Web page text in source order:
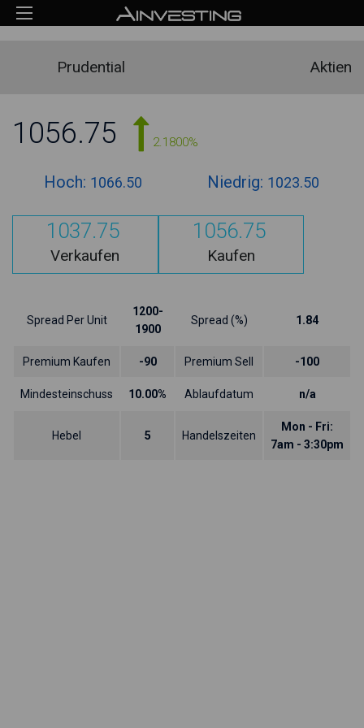
Prudential Aktien
1056.75 2.1800%
Hoch: 1066.50 Niedrig: 1023.50
1037.75
Verkaufen
1056.75
Kaufen
Spread Per Unit
1200-
1900
Spread (%) 1.84
Premium Kaufen -90 Premium Sell -100
Mindesteinschuss 10.00% Ablaufdatum n/a
Hebel 5 Handelszeiten
Mon - Fri:
7am - 3:30pm